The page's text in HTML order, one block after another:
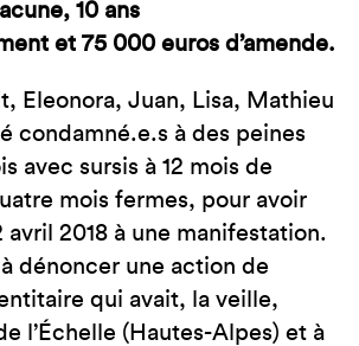
10 ans
et 75 000 euros d’amende.
Eleonora, Juan, Lisa, Mathieu
condamné.e.s à des peines
avec sursis à 12 mois de
mois fermes, pour avoir
2018 à une manifestation.
dénoncer une action de
qui avait, la veille,
l’Échelle (Hautes-Alpes) et à